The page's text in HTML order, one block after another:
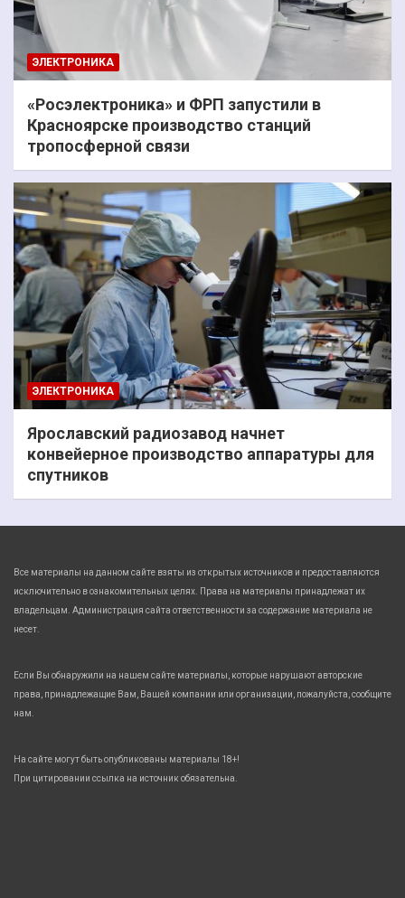
ЭЛЕКТРОНИКА
«Росэлектроника» и ФРП запустили в
Красноярске производство станций
тропосферной связи
ЭЛЕКТРОНИКА
Ярославский радиозавод начнет
конвейерное производство аппаратуры для
спутников
Все материалы на данном сайте взяты из открытых источников и предоставляются
исключительно в ознакомительных целях. Права на материалы принадлежат их
владельцам. Администрация сайта ответственности за содержание материала не
несет.
Если Вы обнаружили на нашем сайте материалы, которые нарушают авторские
права, принадлежащие Вам, Вашей компании или организации, пожалуйста, сообщите
нам.
На сайте могут быть опубликованы материалы 18+!
При цитировании ссылка на источник обязательна.